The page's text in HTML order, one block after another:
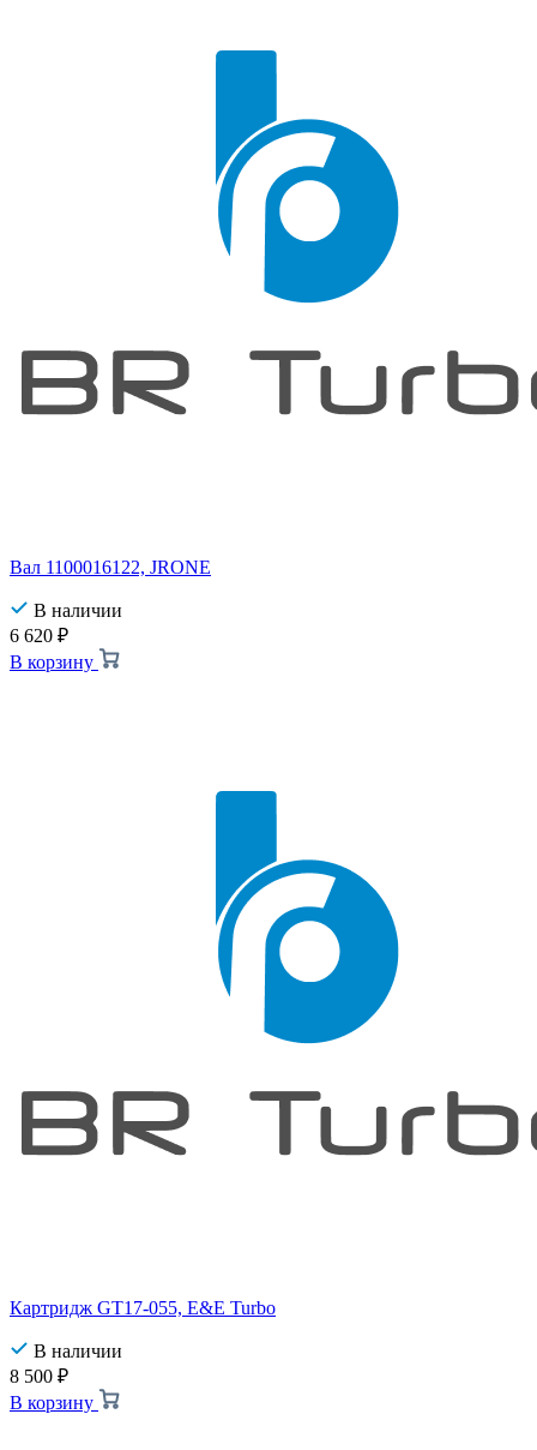
Вал 1100016122, JRONE
В наличии
6 620 ₽
В корзину
Картридж GT17-055, E&E Turbo
В наличии
8 500 ₽
В корзину